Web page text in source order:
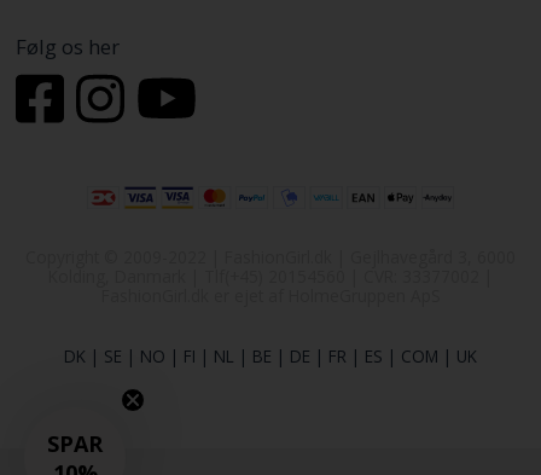
Følg os her
DK | SE | NO | FI | NL | BE | DE | FR | ES | COM | UK
SPAR